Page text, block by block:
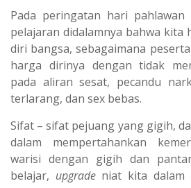
Pada peringatan hari
pelajaran didalamnya bahwa kita
diri bangsa, sebagaimana
harga dirinya dengan tidak
pada aliran sesat, pecandu
terlarang, dan sex bebas.
Sifat – sifat pejuang yang gigih,
dalam mempertahankan
warisi dengan gigih dan
belajar, upgradeniat kita dalam